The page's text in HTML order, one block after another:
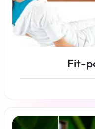
Fit-
Per